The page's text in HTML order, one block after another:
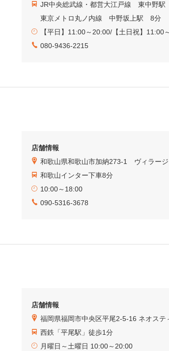
JR中央総武線・都営大江戸線 東中野
東京メトロ丸ノ内線 中野坂上駅 8分
【平日】11:00～20:00/【土日祝】11:00
080-9436-2215
店舗情報
和歌山県和歌山市加納273-1 ヴィラー
和歌山インター下車8分
10:00～18:00
090-5316-3678
店舗情報
福岡県福岡市中央区平尾2-5-16 ネオステ
西鉄「平尾駅」徒歩1分
月曜日～土曜日 10:00～20:00